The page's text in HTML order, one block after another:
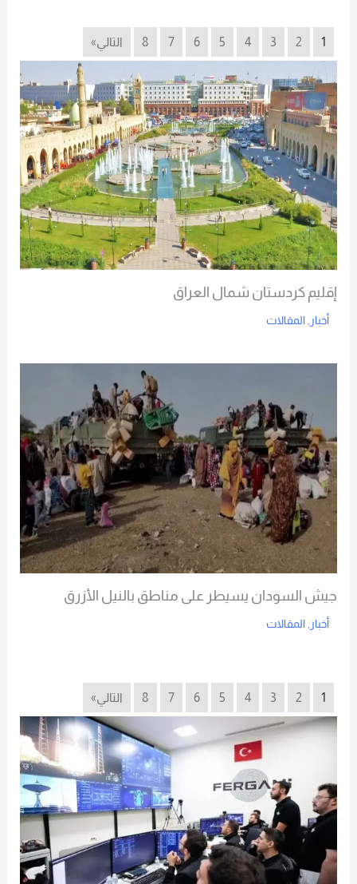
1
2
3
4
5
6
7
8 التالي»
إقليم كردستان شمال العراق
أخبار , المقالات
جيش السودان يسيطر على مناطق بالنيل الأزرق
أخبار المقالات
1
2
3
4
5
6
7
8 التالي»